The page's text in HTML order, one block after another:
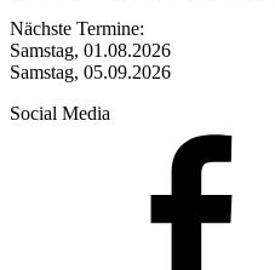
Nächste Termine:
Samstag, 01.08.2026
Samstag, 05.09.2026
Social Media